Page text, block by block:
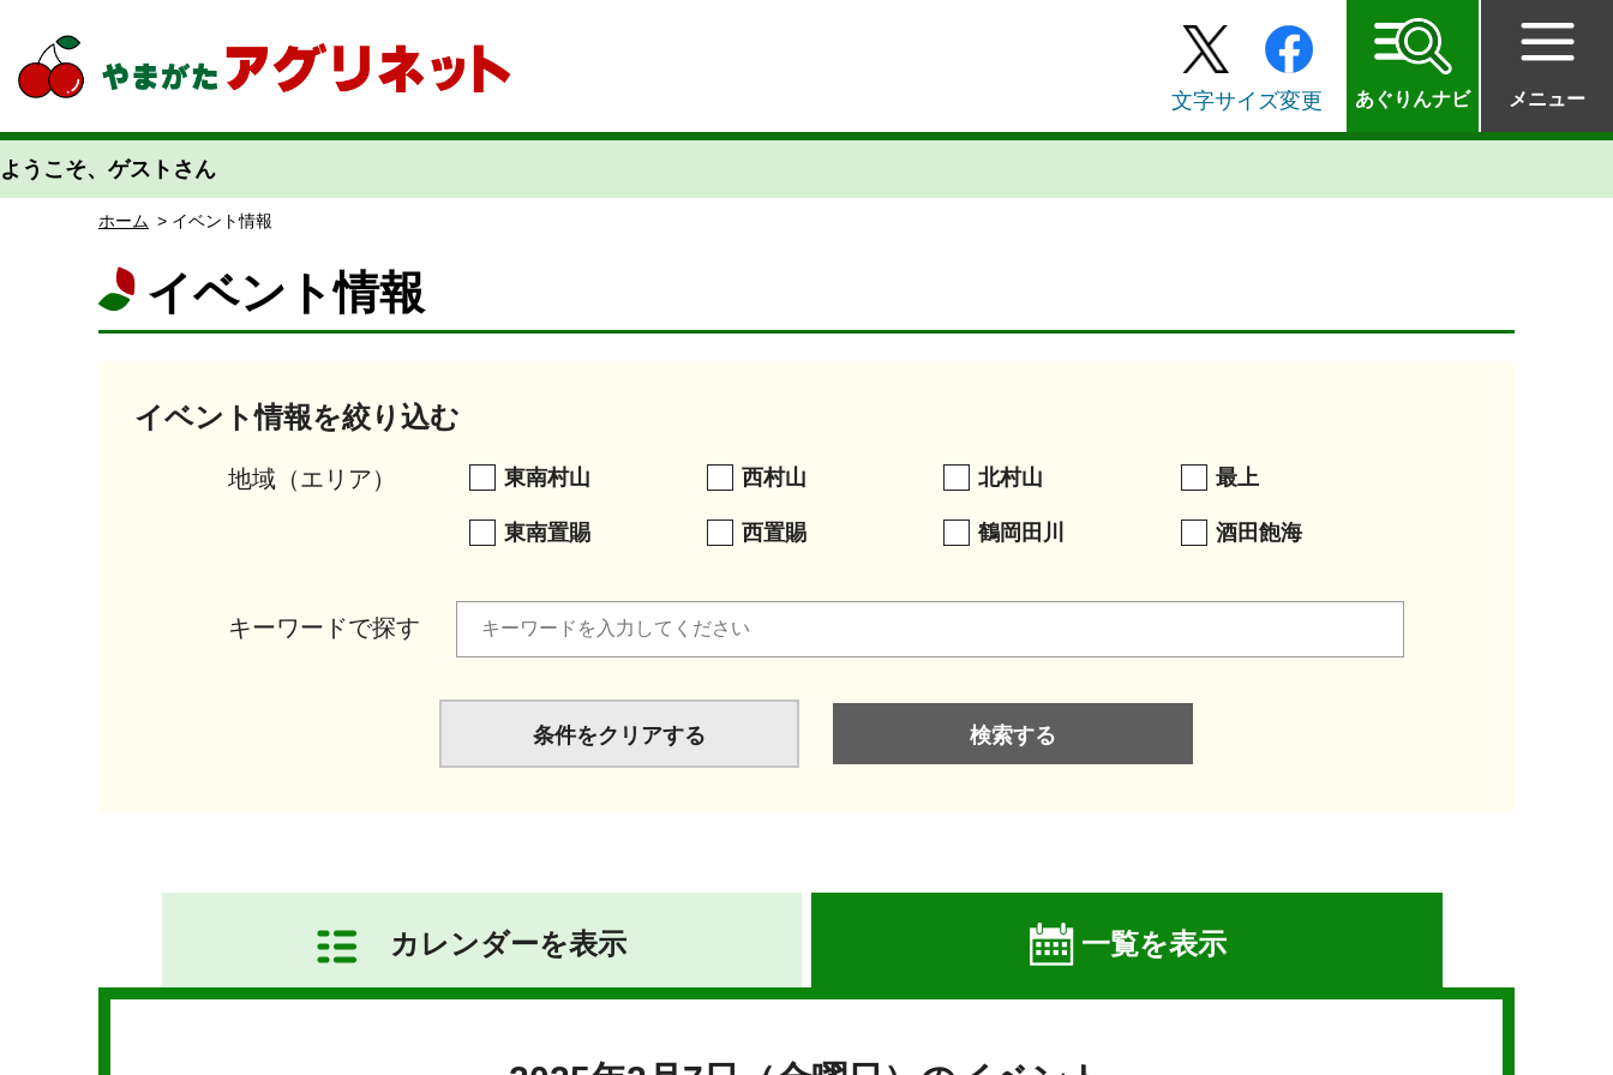
文字サイズ変更 あぐりんナビ メニュー
ようこそ、ゲストさん
ホーム > イベント情報
イベント情報
イベント情報を絞り込む
地域（エリア） 東南村山 西村山 北村山 最上
東南置賜 西置賜 鶴岡田川 酒田飽海
キーワードで探す
条件をクリアする
カレンダーを表示 一覧を表示